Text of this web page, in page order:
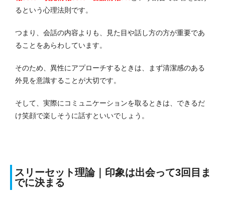
るという心理法則です。
つまり、会話の内容よりも、見た目や話し方の方が重要であ
ることをあらわしています。
そのため、異性にアプローチするときは、まず清潔感のある
外見を意識することが大切です。
そして、実際にコミュニケーションを取るときは、できるだ
け笑顔で楽しそうに話すといいでしょう。
スリーセット理論｜印象は出会って3回目ま
でに決まる